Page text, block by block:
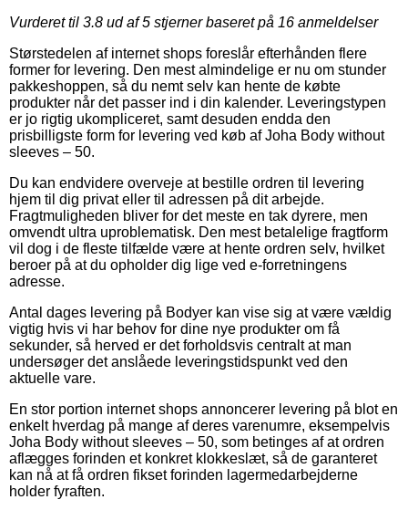
Vurderet til 3.8 ud af 5 stjerner baseret på 16 anmeldelser
Størstedelen af internet shops foreslår efterhånden flere
former for levering. Den mest almindelige er nu om stunder
pakkeshoppen, så du nemt selv kan hente de købte
produkter når det passer ind i din kalender. Leveringstypen
er jo rigtig ukompliceret, samt desuden endda den
prisbilligste form for levering ved køb af Joha Body without
sleeves – 50.
Du kan endvidere overveje at bestille ordren til levering
hjem til dig privat eller til adressen på dit arbejde.
Fragtmuligheden bliver for det meste en tak dyrere, men
omvendt ultra uproblematisk. Den mest betalelige fragtform
vil dog i de fleste tilfælde være at hente ordren selv, hvilket
beroer på at du opholder dig lige ved e-forretningens
adresse.
Antal dages levering på Bodyer kan vise sig at være vældig
vigtig hvis vi har behov for dine nye produkter om få
sekunder, så herved er det forholdsvis centralt at man
undersøger det anslåede leveringstidspunkt ved den
aktuelle vare.
En stor portion internet shops annoncerer levering på blot en
enkelt hverdag på mange af deres varenumre, eksempelvis
Joha Body without sleeves – 50, som betinges af at ordren
aflægges forinden et konkret klokkeslæt, så de garanteret
kan nå at få ordren fikset forinden lagermedarbejderne
holder fyraften.